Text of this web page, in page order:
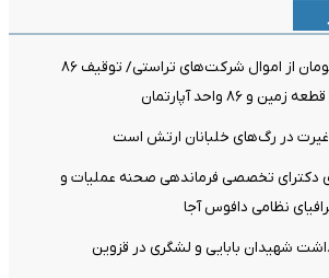
تهاتر ۱۶۷۳ میلیارد تومان از اموال شرکت‌های تراستی/ توقیف ۸۶
در رگ‌های خلبانان ارتش است
دکترای تخصصی فرماندهی صحنه عملیات و
نظامی دافوس آجا
شهیدان بابایی و لشگری در قزوین